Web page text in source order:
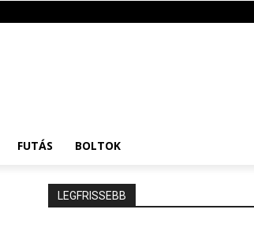
FUTÁS BOLTOK
LEGFRISSEBB